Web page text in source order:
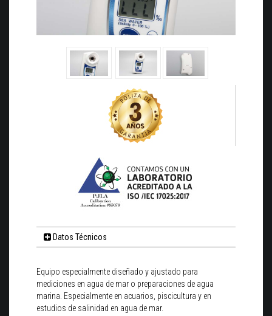
Datos Técnicos
Equipo especialmente diseñado y ajustado para
mediciones en agua de mar o preparaciones de agua
marina. Especialmente en acuarios, piscicultura y en
estudios de salinidad en agua de mar.